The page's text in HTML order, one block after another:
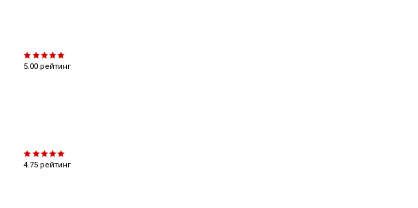
5.00 рейтинг
4.75 рейтинг